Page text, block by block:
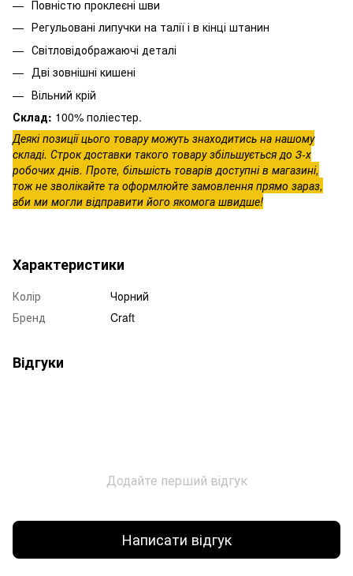
Повністю проклеєні шви
Регульовані липучки на талії і в кінці штанин
Світловідображаючі деталі
Дві зовнішні кишені
Вільний крій
Склад: 100% поліестер.
Деякі позиції цього товару можуть знаходитись на нашому
складі. Строк доставки такого товару збільшується до 3-х
робочих днів. Проте, більшість товарів доступні в магазині,
тож не зволікайте та оформлюйте замовлення прямо зараз,
аби ми могли відправити його якомога швидше!
Характеристики
Колір
Чорний
Бренд
Craft
Відгуки
Додайте перший відгук
Написати відгук